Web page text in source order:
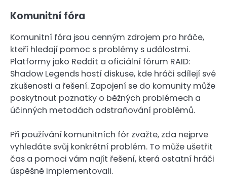
Komunitní fóra
Komunitní fóra jsou cenným zdrojem pro hráče,
kteří hledají pomoc s problémy s událostmi.
Platformy jako Reddit a oficiální fórum RAID:
Shadow Legends hostí diskuse, kde hráči sdílejí své
zkušenosti a řešení. Zapojení se do komunity může
poskytnout poznatky o běžných problémech a
účinných metodách odstraňování problémů.
Při používání komunitních fór zvažte, zda nejprve
vyhledáte svůj konkrétní problém. To může ušetřit
čas a pomoci vám najít řešení, která ostatní hráči
úspěšně implementovali.